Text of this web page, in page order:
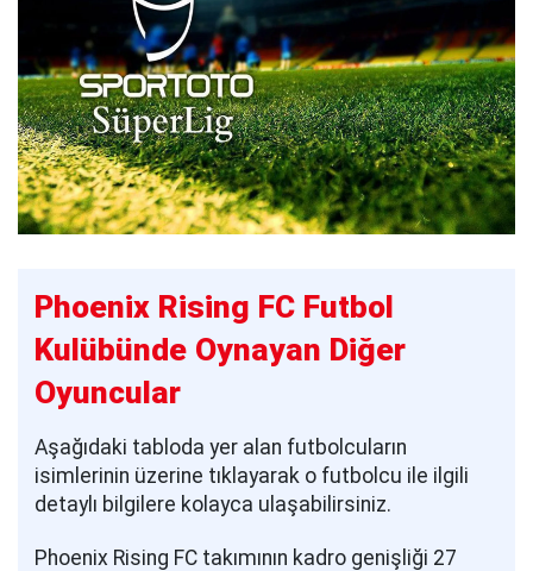
Phoenix Rising FC Futbol
Kulübünde Oynayan Diğer
Oyuncular
Aşağıdaki tabloda yer alan futbolcuların
isimlerinin üzerine tıklayarak o futbolcu ile ilgili
detaylı bilgilere kolayca ulaşabilirsiniz.
Phoenix Rising FC takımının kadro genişliği 27